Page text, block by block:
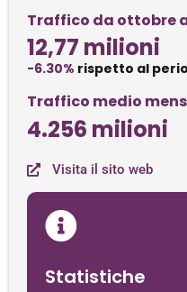
Traffico da ottobre
12,77 milioni
-6.30% rispetto al
Traffico medio
4.256 milioni
Visita il sito web
Statistiche